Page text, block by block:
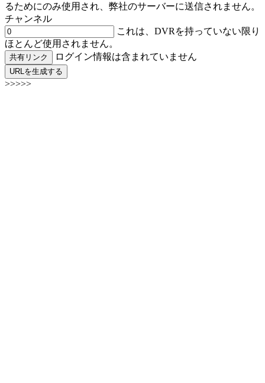
るためにのみ使用され、弊社のサーバーに送信されません。
チャンネル
これは、DVRを持っていない限り
ほとんど使用されません。
共有リンク ログイン情報は含まれていません
URLを生成する
>>>>>